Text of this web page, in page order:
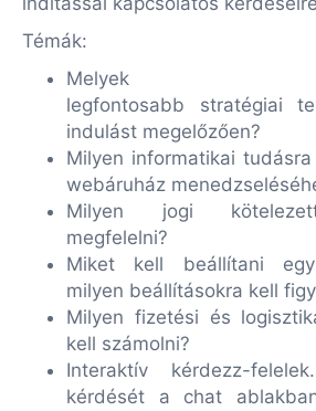
Témák:
legfontosabb stratégiai
indulást megelőzően?
Milyen informatikai
webáruház
Milyen jogi
megfelelni?
Miket kell beállítani egy
milyen beállításokra kell
Milyen fizetési és
kell számolni?
Interaktív kérdezz-
kérdését a chat